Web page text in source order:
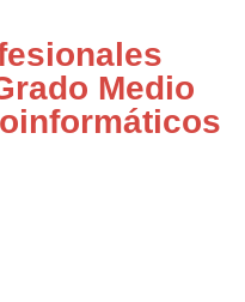
Medio